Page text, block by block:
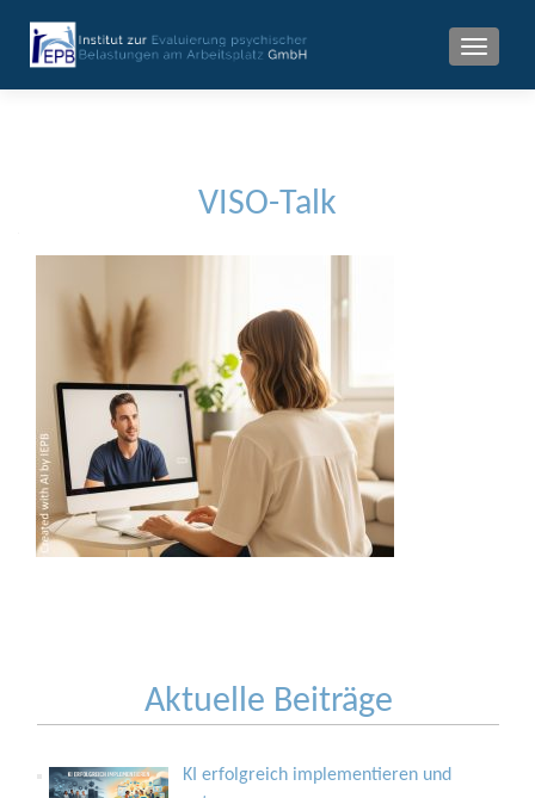
MENU
VISO-Talk
Aktuelle Beiträge
KI erfolgreich implementieren und